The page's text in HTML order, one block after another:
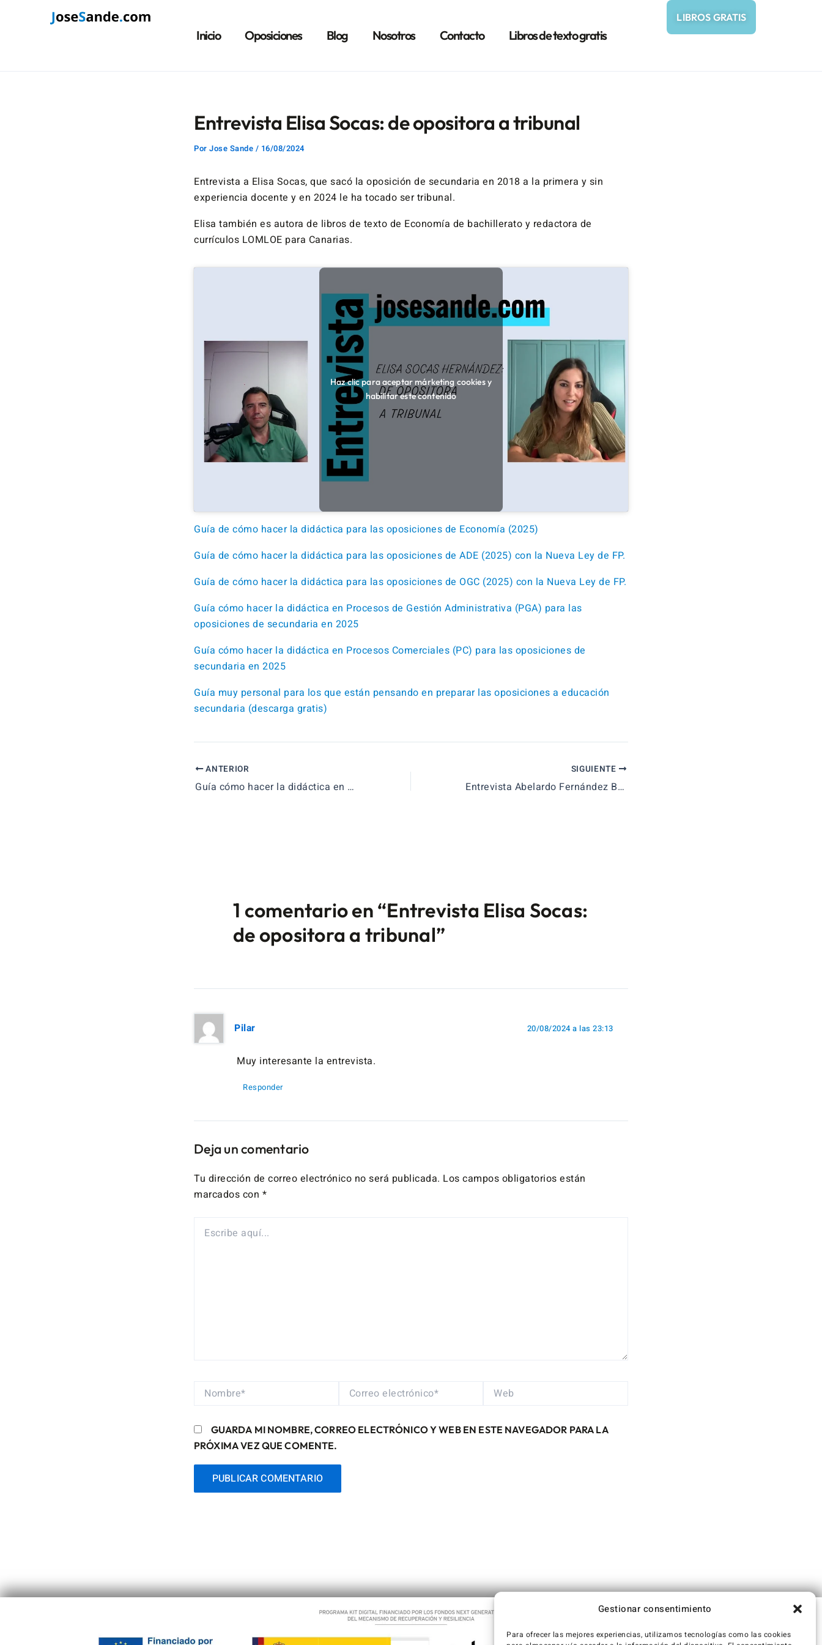
Gestionar consentimiento
Para ofrecer las mejores experiencias, utilizamos tecnologías como las cookies
Inicio Oposiciones Blog Nosotros Contacto Libros de texto gratis
LIBROS GRATIS
Entrevista Elisa Socas: de opositora a tribunal
Por Jose Sande / 16/08/2024
Entrevista a Elisa Socas, que sacó la oposición de secundaria en 2018 a la primera y sin
experiencia docente y en 2024 le ha tocado ser tribunal.
Elisa también es autora de libros de texto de Economía de bachillerato y redactora de
currículos LOMLOE para Canarias.
Haz clic para aceptar márketing cookies y
habilitar este contenido
Guía de cómo hacer la didáctica para las oposiciones de Economía (2025)
Guía de cómo hacer la didáctica para las oposiciones de ADE (2025) con la Nueva Ley de FP.
Guía de cómo hacer la didáctica para las oposiciones de OGC (2025) con la Nueva Ley de FP.
Guía cómo hacer la didáctica en Procesos de Gestión Administrativa (PGA) para las
oposiciones de secundaria en 2025
Guía cómo hacer la didáctica en Procesos Comerciales (PC) para las oposiciones de
secundaria en 2025
Guía muy personal para los que están pensando en preparar las oposiciones a educación
secundaria (descarga gratis)
entradas
ANTERIOR
Guía cómo hacer la didáctica en Procesos Comerciales (PC) para las oposiciones de secundaria en 2025
SIGUIENTE
Entrevista Abelardo Fernández Bagüés: docente, autor de libro de texto y tribunal de oposiciones
1 comentario en “Entrevista Elisa Socas:
de opositora a tribunal”
Pilar 20/08/2024 a las 23:13
Muy interesante la entrevista.
Responder
Deja un comentario
Tu dirección de correo electrónico no será publicada. Los campos obligatorios están
marcados con *
AQUÍ...
NOMBRE*
CORREO
WEB
GUARDA MI NOMBRE, CORREO ELECTRÓNICO Y WEB EN ESTE NAVEGADOR PARA LA
PRÓXIMA VEZ QUE COMENTE.